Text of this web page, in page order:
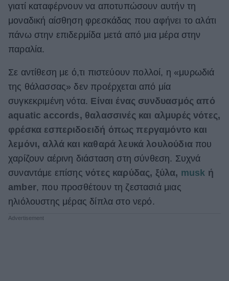
ΒΟΞ
Χωρίς Ταμπέλες
Women's Forum
Hautes Grecians
Γάμος
Market News
γιατί καταφέρνουν να αποτυπώσουν αυτήν τη
μοναδική αίσθηση φρεσκάδας που αφήνει το αλάτι
πάνω στην επιδερμίδα μετά από μια μέρα στην
παραλία.
Σε αντίθεση με ό,τι πιστεύουν πολλοί, η «μυρωδιά
της θάλασσας» δεν προέρχεται από μία
συγκεκριμένη νότα. Είναι ένας συνδυασμός από
aquatic accords, θαλασσινές και αλμυρές νότες,
φρέσκα εσπεριδοειδή όπως περγαμόντο και
λεμόνι, αλλά και καθαρά λευκά λουλούδιαπου
χαρίζουν αέρινη διάσταση στη σύνθεση. Συχνά
συναντάμε επίσης νότες καρύδας, ξύλα, musk ή
amber, που προσθέτουν τη ζεστασιά μιας
ηλιόλουστης μέρας δίπλα στο νερό.